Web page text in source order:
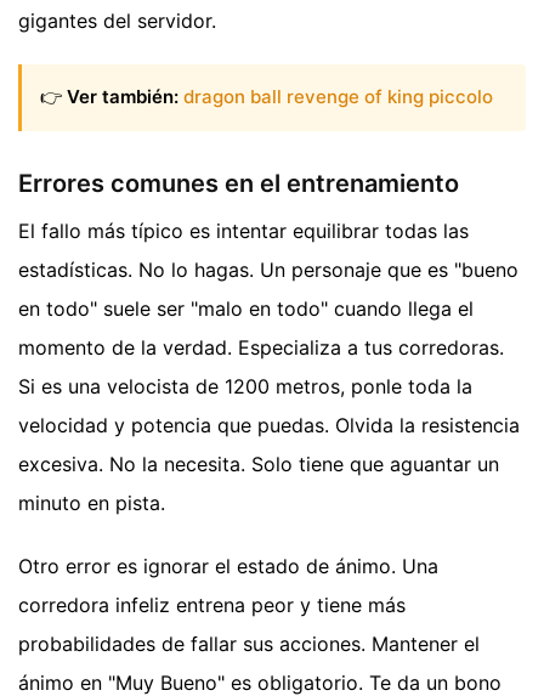
gigantes del servidor.
👉 Ver también: dragon ball revenge of king piccolo
Errores comunes en el entrenamiento
El fallo más típico es intentar equilibrar todas las
estadísticas. No lo hagas. Un personaje que es "bueno
en todo" suele ser "malo en todo" cuando llega el
momento de la verdad. Especializa a tus corredoras.
Si es una velocista de 1200 metros, ponle toda la
velocidad y potencia que puedas. Olvida la resistencia
excesiva. No la necesita. Solo tiene que aguantar un
minuto en pista.
Otro error es ignorar el estado de ánimo. Una
corredora infeliz entrena peor y tiene más
probabilidades de fallar sus acciones. Mantener el
ánimo en "Muy Bueno" es obligatorio. Te da un bono